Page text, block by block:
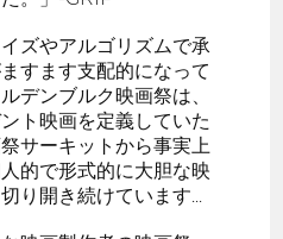
ズやアルゴリズムで承
すます支配的になって
デンブルク映画祭は、
ト映画を定義していた
サーキットから事実上
的で形式的に大胆な映
り開き続けています...